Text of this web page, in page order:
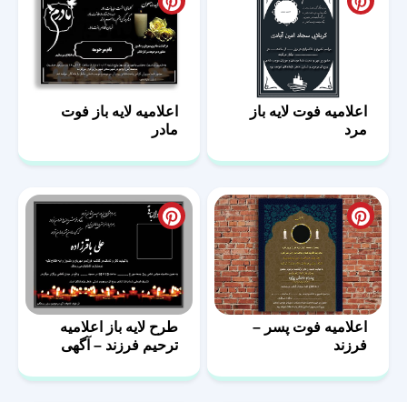
اعلامیه فوت لایه باز
مرد
اعلامیه لایه باز فوت
مادر
اعلامیه فوت پسر –
فرزند
طرح لایه باز اعلامیه
ترحیم فرزند – آگهی